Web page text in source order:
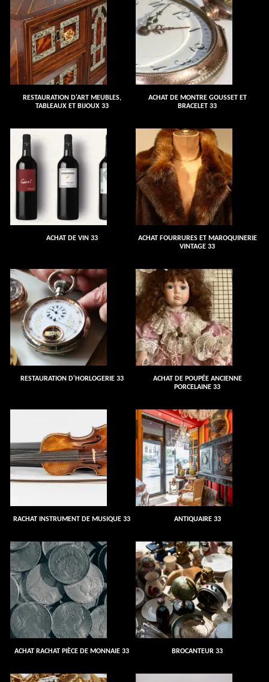
RESTAURATION D'ART MEUBLES,
TABLEAUX ET BIJOUX 33
ACHAT DE MONTRE GOUSSET ET
BRACELET 33
ACHAT DE VIN 33
ACHAT FOURRURES ET MAROQUINERIE
VINTAGE 33
RESTAURATION D'HORLOGERIE 33
ACHAT DE POUPÉE ANCIENNE
PORCELAINE 33
RACHAT INSTRUMENT DE MUSIQUE 33 ANTIQUAIRE 33
ACHAT RACHAT PIÈCE DE MONNAIE 33 BROCANTEUR 33